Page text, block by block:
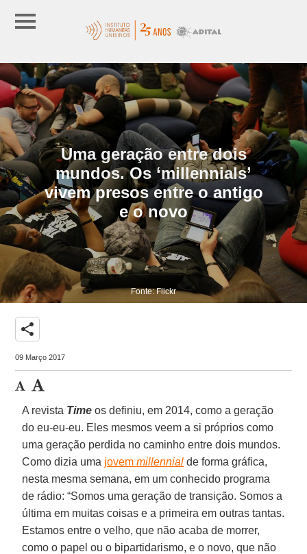
Uma geração entre dois
mundos. Os ‘millennials’
vivem presos entre o antigo
e o novo
Fonte: Flickr
share
09 Março 2017
A revista Time os definiu, em 2014, como a geração
do eu-eu-eu. Eles mesmos veem a si próprios como
uma geração perdida no caminho entre dois mundos.
Como dizia uma jovemmillennial de forma gráfica,
nesta mesma semana, em um conhecido programa
de rádio: “Somos uma geração de transição. Somos a
última em muitas coisas e a primeira em outras tantas.
Estamos entre o velho, que não acaba de morrer,
como o papel ou o bipartidarismo, e o novo, que não